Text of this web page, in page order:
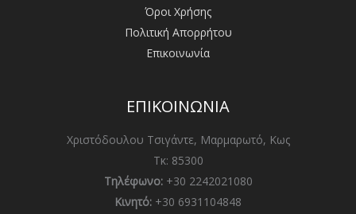
Όροι Χρήσης
Πολιτική Απορρήτου
Επικοινωνία
ΕΠΙΚΟΙΝΩΝΙΑ
Χριστόδουλου Τσιγάντε, Μαρμαρωτό, Κως
Τκ: 85300
Τηλέφωνο:+30 2242021080
Κινητό: +30 6931104848